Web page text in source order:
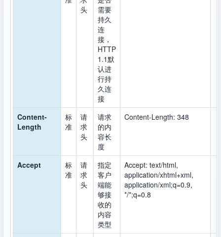
头
需要
持久
连
接，
HTTP
1.1默
认进
行持
久连
接
Content-
Length
标
准
请
求
头
请求
的内
容长
度
Content-Length: 348
Accept
标
准
请
求
头
指定
客户
端能
够接
收的
内容
类型
Accept: text/html,
application/xhtml+xml,
application/xml;q=0.9,
*/*;q=0.8